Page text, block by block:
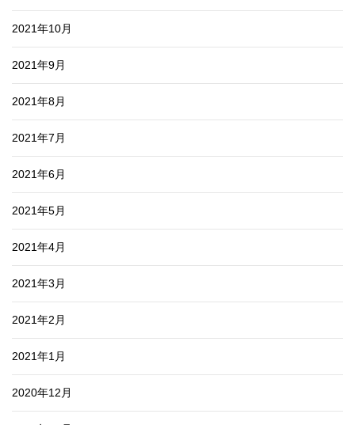
2021年10月
2021年9月
2021年8月
2021年7月
2021年6月
2021年5月
2021年4月
2021年3月
2021年2月
2021年1月
2020年12月